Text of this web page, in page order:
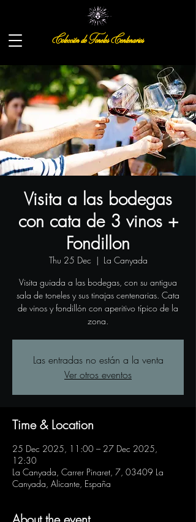
Colección de Toneles Centenarios
Visita a las bodegas
con cata de 3 vinos +
Fondillon
Thu 25 Dec
  |
La Canyada
Visita guiada a las bodegas, con su antigua
sala de toneles y sus tinajas centenarias. Cata
de vinos y fondillón con aperitivo típico de la
zona.
Las entradas no están a la venta
Ver otros eventos
Time & Location
25 Dec 2025, 11:00 – 27 Dec 2025,
12:30
La Canyada, Carrer Pinaret, 7, 03409 La
Canyada, Alicante, España